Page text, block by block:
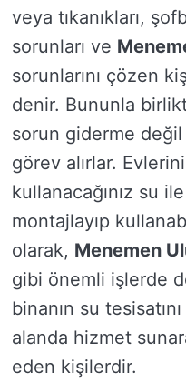
veya tıkanıkları,
sorunları ve
sorunlarını çözen
denir. Bununla
sorun giderme
görev alırlar.
kullanacağınız su
montajlayıp
olarak, Menemen
gibi önemli işlerde
binanın su
alanda hizmet
eden kişilerdir.